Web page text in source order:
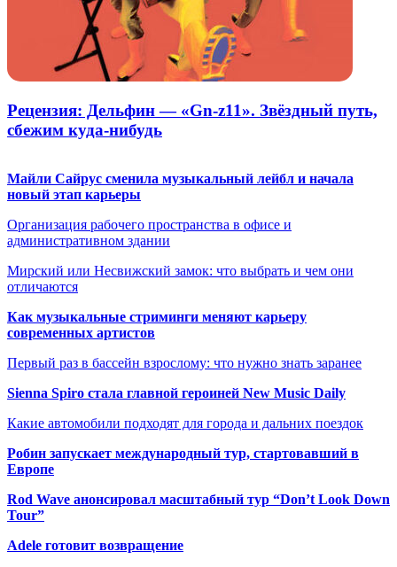
Рецензия: Дельфин — «Gn-z11». Звёздный путь,
сбежим куда-нибудь
Майли Сайрус сменила музыкальный лейбл и начала
новый этап карьеры
Организация рабочего пространства в офисе и
административном здании
Мирский или Несвижский замок: что выбрать и чем они
отличаются
Как музыкальные стриминги меняют карьеру
современных артистов
Первый раз в бассейн взрослому: что нужно знать заранее
Sienna Spiro стала главной героиней New Music Daily
Какие автомобили подходят для города и дальних поездок
Робин запускает международный тур, стартовавший в
Европе
Rod Wave анонсировал масштабный тур “Don’t Look Down
Tour”
Adele готовит возвращение